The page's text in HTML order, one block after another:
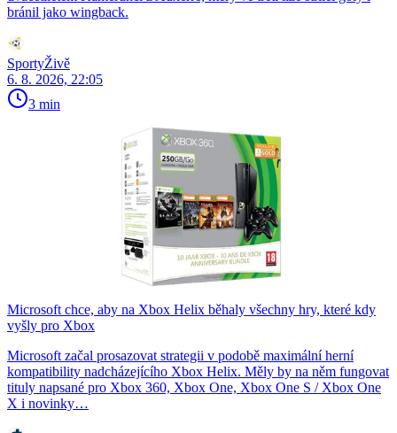
bránil jako wingback.
SportyŽivě
6. 8. 2026, 22:05
3 min
Microsoft chce, aby na Xbox Helix běhaly všechny hry, které kdy
vyšly pro Xbox
Microsoft začal prosazovat strategii v podobě maximální herní
kompatibility nadcházejícího Xbox Helix. Měly by na něm fungovat
tituly napsané pro Xbox 360, Xbox One, Xbox One S / Xbox One
X i novinky…